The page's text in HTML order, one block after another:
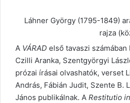
Láhner György (1795-1849)
rajza
A VÁRAD első tavaszi számában
Czilli Aranka, Szentgyörgyi
prózai írásai olvashatók, verset
András, Fábián Judit, Szente B.
János publikálnak. A Restitutio